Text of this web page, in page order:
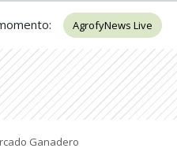
: AgrofyNews Live
Ganadero